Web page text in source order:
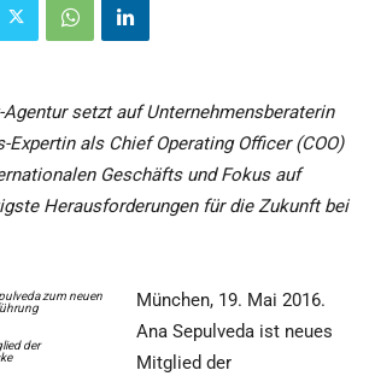
Agentur setzt auf Unternehmensberaterin
Expertin als Chief Operating Officer (COO)
Geschäfts und Fokus auf
Herausforderungen für die Zukunft bei
der
München, 19. Mai 2016.
Ana Sepulveda ist neues
Mitglied der